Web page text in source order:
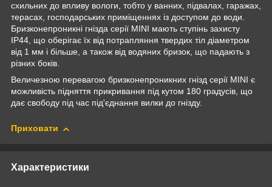
схильних до впливу вологи, тобто у ванних, підвалах, гаражах,
терасах, господарських приміщеннях із доступом до води.
Бризконепроникні гнізда серії MINI мають ступінь захисту
IP44, що оберігає їх від потрапляння твердих тіл діаметром
від 1 мм і більше, а також від водяних бризок, що падають з
різних боків.
Величезною перевагою бризконепроникних гнізд серії MINI є
можливість підняття прикривання під кутом 180 градусів, що
дає свободу під час під'єднання вилки до гнізду.
Приховати
Характеристики